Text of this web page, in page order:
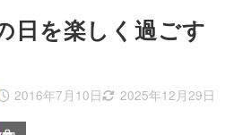
日を楽しく過ごす
2016年7月10日 2025年12月29日